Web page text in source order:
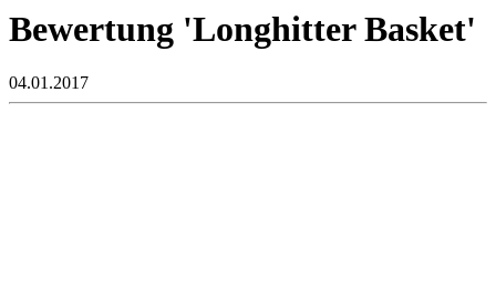
Bewertung 'Longhitter Basket'
04.01.2017